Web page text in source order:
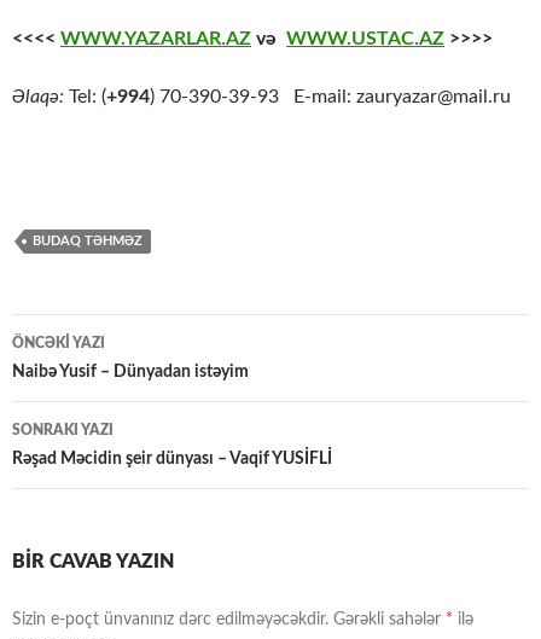
<<<< WWW.YAZARLAR.AZ və WWW.USTAC.AZ >>>>
Əlaqə: Tel: (+994) 70-390-39-93 E-mail: zauryazar@mail.ru
BUDAQ TƏHMƏZ
Yazılar
üzrə
naviqasiya
ÖNCƏKI YAZI
Naibə Yusif – Dünyadan istəyim
SONRAKI YAZI
Rəşad Məcidin şeir dünyası – Vaqif YUSİFLİ
BIR CAVAB YAZIN
Sizin e-poçt ünvanınız dərc edilməyəcəkdir. Gərəkli sahələr * ilə